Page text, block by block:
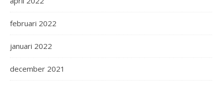
februari 2022
januari 2022
december 2021